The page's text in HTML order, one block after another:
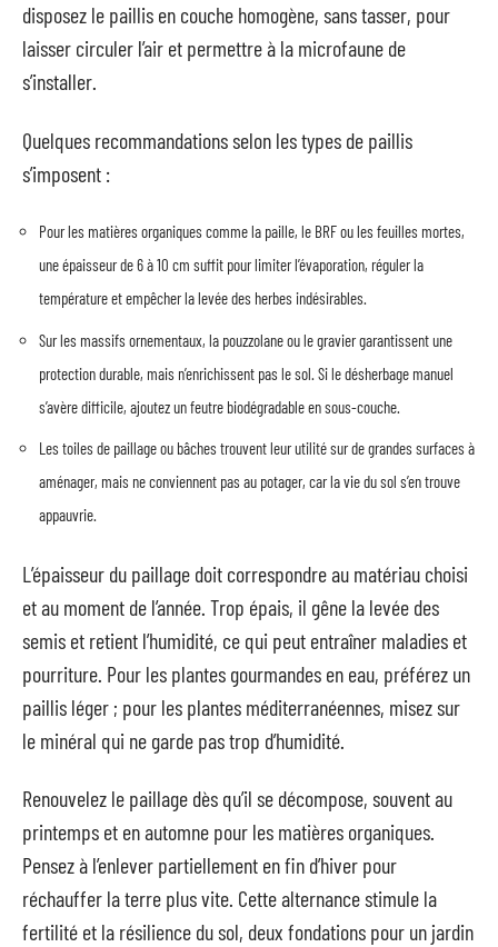
disposez le paillis en couche homogène, sans tasser, pour
laisser circuler l’air et permettre à la microfaune de
s’installer.
Quelques recommandations selon les types de paillis
s’imposent :
Pour les matières organiques comme la paille, le BRF ou les feuilles mortes,
une épaisseur de 6 à 10 cm suffit pour limiter l’évaporation, réguler la
température et empêcher la levée des herbes indésirables.
Sur les massifs ornementaux, la pouzzolane ou le gravier garantissent une
protection durable, mais n’enrichissent pas le sol. Si le désherbage manuel
s’avère difficile, ajoutez un feutre biodégradable en sous-couche.
Les toiles de paillage ou bâches trouvent leur utilité sur de grandes surfaces à
aménager, mais ne conviennent pas au potager, car la vie du sol s’en trouve
appauvrie.
L’épaisseur du paillage doit correspondre au matériau choisi
et au moment de l’année. Trop épais, il gêne la levée des
semis et retient l’humidité, ce qui peut entraîner maladies et
pourriture. Pour les plantes gourmandes en eau, préférez un
paillis léger ; pour les plantes méditerranéennes, misez sur
le minéral qui ne garde pas trop d’humidité.
Renouvelez le paillage dès qu’il se décompose, souvent au
printemps et en automne pour les matières organiques.
Pensez à l’enlever partiellement en fin d’hiver pour
réchauffer la terre plus vite. Cette alternance stimule la
fertilité et la résilience du sol, deux fondations pour un jardin